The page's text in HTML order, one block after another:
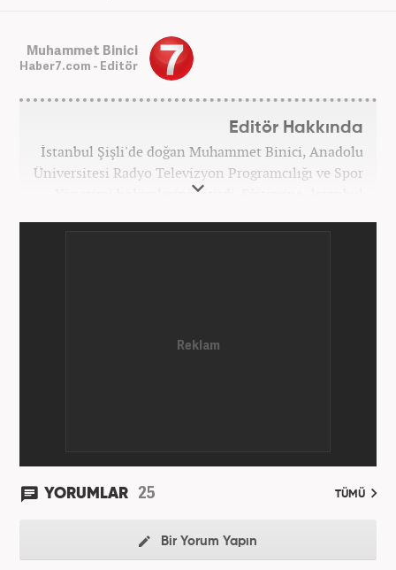
Muhammet Binici
Haber7.com - Editör
Editör Hakkında
İstanbul Şişli'de doğan Muhammet Binici, Anadolu
Üniversitesi Radyo Televizyon Programcılığı ve Spor
Yönetimi bölümlerini bitirdi. Eğitimine, İstanbul
'Gündem Editörü' olarak görevine devam
YORUMLAR 25 TÜMÜ
Bir Yorum Yapın